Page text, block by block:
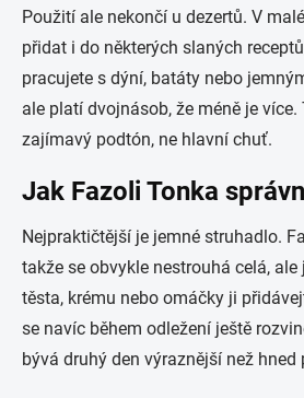
Použití ale nekončí u dezertů. V
přidat i do některých slaných
pracujete s dýní, batáty nebo
ale platí dvojnásob, že méně je
zajímavý podtón, ne hlavní chuť.
Jak Fazoli Tonka
Nejpraktičtější je jemné struhadlo.
takže se obvykle nestrouhá celá,
těsta, krému nebo omáčky ji
se navíc během odležení ještě
bývá druhý den výraznější než hned